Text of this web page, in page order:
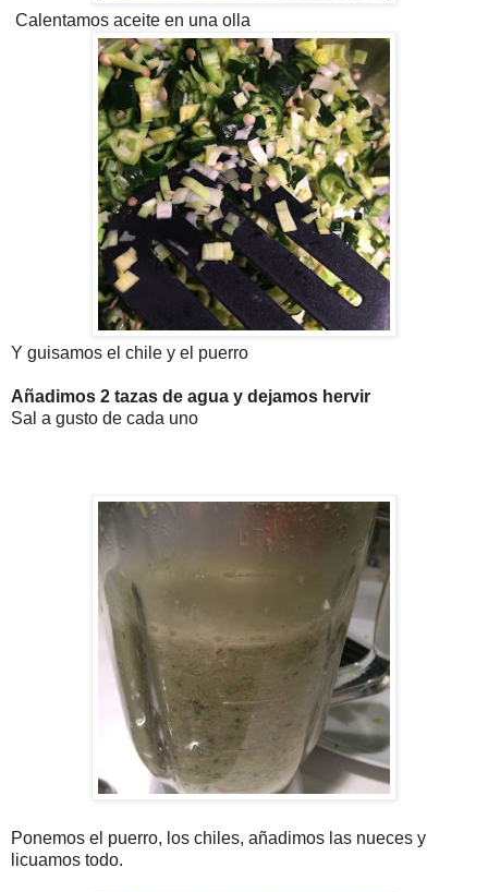
Calentamos aceite en una olla
Y guisamos el chile y el puerro
Añadimos 2 tazas de agua y dejamos hervir
Sal a gusto de cada uno
Ponemos el puerro, los chiles, añadimos las nueces y
licuamos todo.